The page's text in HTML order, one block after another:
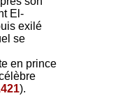
El-
exilé
se
en prince
).